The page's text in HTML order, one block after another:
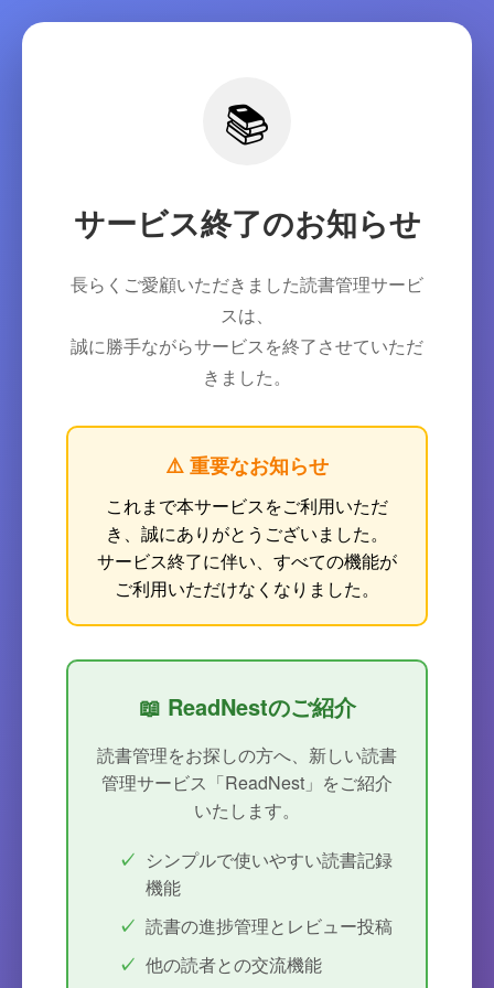
📚
サービス終了のお知らせ
長らくご愛顧いただきました読書管理サービ
スは、
誠に勝手ながらサービスを終了させていただ
きました。
⚠️ 重要なお知らせ
これまで本サービスをご利用いただ
き、誠にありがとうございました。
サービス終了に伴い、すべての機能が
ご利用いただけなくなりました。
📖 ReadNestのご紹介
読書管理をお探しの方へ、新しい読書
管理サービス「ReadNest」をご紹介
いたします。
シンプルで使いやすい読書記録
機能
読書の進捗管理とレビュー投稿
他の読者との交流機能